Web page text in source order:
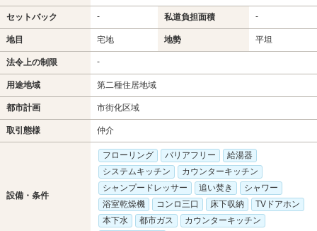
セットバック - 私道負担面積 -
地目 宅地 地勢 平坦
法令上の制限 -
用途地域 第二種住居地域
都市計画 市街化区域
取引態様 仲介
設備・条件
フローリング バリアフリー
給湯器
システムキッチン
カウンターキッチン
シャンプードレッサー
追い焚き
シャワー
浴室乾燥機
コンロ三口 床下収納
TVドアホン
本下水
都市ガス
カウンターキッチン